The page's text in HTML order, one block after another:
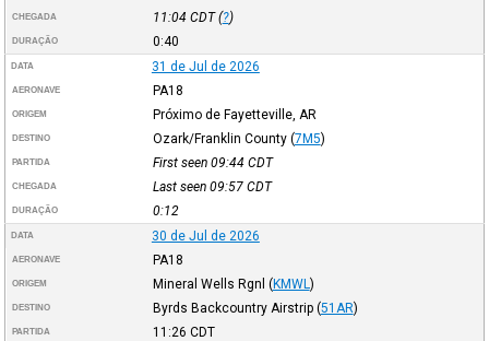
CHEGADA 11:04 CDT(?)
DURAÇÃO 0:40
DATA 31 de Jul de 2026
AERONAVE PA18
ORIGEM Próximo de Fayetteville, AR
DESTINO Ozark/Franklin County (7M5)
PARTIDA First seen 09:44 CDT
CHEGADA Last seen 09:57 CDT
DURAÇÃO 0:12
DATA 30 de Jul de 2026
AERONAVE PA18
ORIGEM Mineral Wells Rgnl (KMWL )
DESTINO Byrds Backcountry Airstrip (51AR)
PARTIDA 11:26 CDT